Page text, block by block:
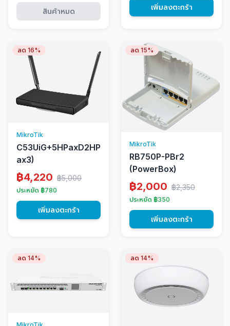
สินค้าหมด
เพิ่มลงตะกร้า
ลด 16%
MikroTik
C53UiG+5HPaxD2HPaxD(hAP
ax3)
฿4,220 ฿5,000
ประหยัด ฿780
เพิ่มลงตะกร้า
ลด 15%
MikroTik
RB750P-PBr2
(PowerBox)
฿2,000 ฿2,350
ประหยัด ฿350
เพิ่มลงตะกร้า
ลด 14% ลด 14%